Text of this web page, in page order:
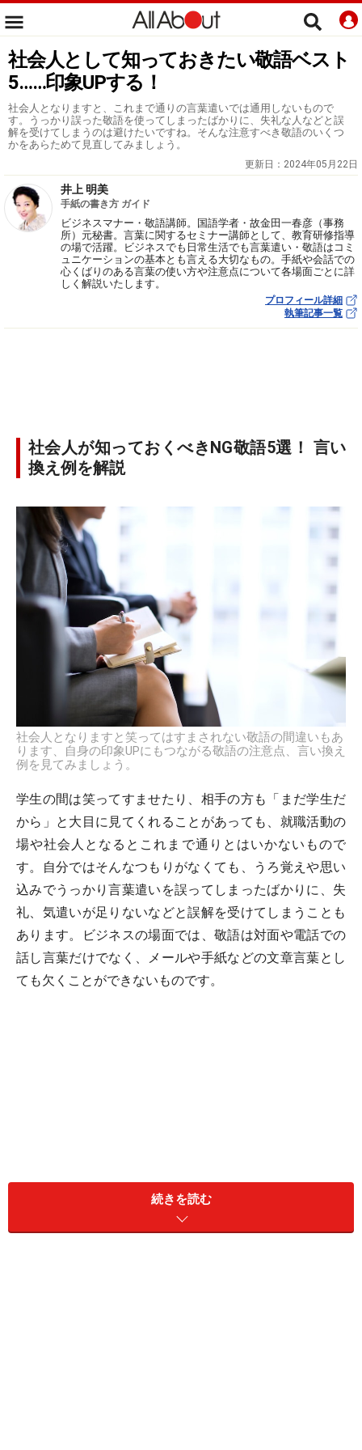
社会人として知っておきたい敬語ベスト
5……印象UPする！
社会人となりますと、これまで通りの言葉遣いでは通用しないもので
す。うっかり誤った敬語を使ってしまったばかりに、失礼な人などと誤
解を受けてしまうのは避けたいですね。そんな注意すべき敬語のいくつ
かをあらためて見直してみましょう。
更新日： 2024年05月22日
井上 明美
手紙の書き方 ガイド
ビジネスマナー・敬語講師。国語学者・故金田一春彦（事務
所）元秘書。言葉に関するセミナー講師として、教育研修指導
の場で活躍。ビジネスでも日常生活でも言葉遣い・敬語はコミ
ュニケーションの基本とも言える大切なもの。手紙や会話での
心くばりのある言葉の使い方や注意点について各場面ごとに詳
しく解説いたします。
プロフィール詳細
執筆記事一覧
社会人が知っておくべきNG敬語5選！ 言い
換え例を解説
社会人となりますと笑ってはすまされない敬語の間違いもあ
ります、自身の印象UPにもつながる敬語の注意点、言い換え
例を見てみましょう。
学生の間は笑ってすませたり、相手の方も「まだ学生だ
から」と大目に見てくれることがあっても、就職活動の
場や社会人となるとこれまで通りとはいかないもので
す。自分ではそんなつもりがなくても、うろ覚えや思い
込みでうっかり言葉遣いを誤ってしまったばかりに、失
礼、気遣いが足りないなどと誤解を受けてしまうことも
あります。ビジネスの場面では、敬語は対面や電話での
話し言葉だけでなく、メールや手紙などの文章言葉とし
ても欠くことができないものです。
続きを読む